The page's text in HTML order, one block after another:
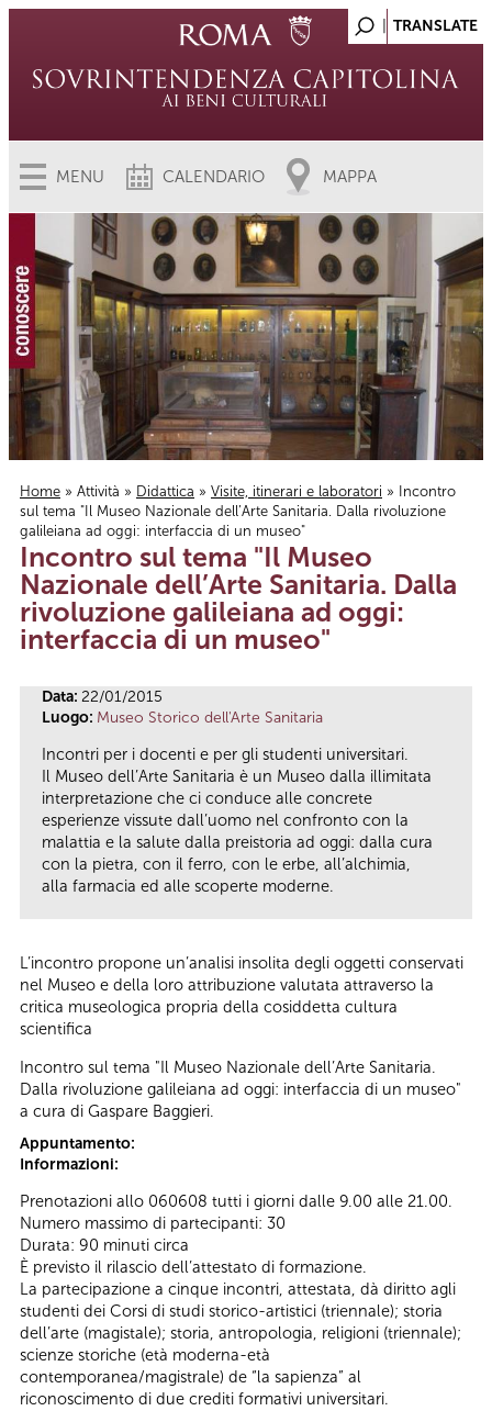
MENU CALENDARIO MAPPA
Tu sei qui
Home » Attività » Didattica » Visite, itinerari e laboratori » Incontro
sul tema "Il Museo Nazionale dell’Arte Sanitaria. Dalla rivoluzione
galileiana ad oggi: interfaccia di un museo"
Incontro sul tema "Il Museo
Nazionale dell’Arte Sanitaria. Dalla
rivoluzione galileiana ad oggi:
interfaccia di un museo"
Data: 22/01/2015
Luogo: Museo Storico dell'Arte Sanitaria
Incontri per i docenti e per gli studenti universitari.
Il Museo dell’Arte Sanitaria è un Museo dalla illimitata
interpretazione che ci conduce alle concrete
esperienze vissute dall’uomo nel confronto con la
malattia e la salute dalla preistoria ad oggi: dalla cura
con la pietra, con il ferro, con le erbe, all’alchimia,
alla farmacia ed alle scoperte moderne.
L’incontro propone un’analisi insolita degli oggetti conservati
nel Museo e della loro attribuzione valutata attraverso la
critica museologica propria della cosiddetta cultura
scientifica
Incontro sul tema "Il Museo Nazionale dell’Arte Sanitaria.
Dalla rivoluzione galileiana ad oggi: interfaccia di un museo"
a cura di Gaspare Baggieri.
Appuntamento:
Informazioni:
Prenotazioni allo 060608 tutti i giorni dalle 9.00 alle 21.00.
Numero massimo di partecipanti: 30
Durata: 90 minuti circa
È previsto il rilascio dell’attestato di formazione.
La partecipazione a cinque incontri, attestata, dà diritto agli
studenti dei Corsi di studi storico-artistici (triennale); storia
dell’arte (magistale); storia, antropologia, religioni (triennale);
scienze storiche (età moderna-età
contemporanea/magistrale) de “la sapienza” al
riconoscimento di due crediti formativi universitari.